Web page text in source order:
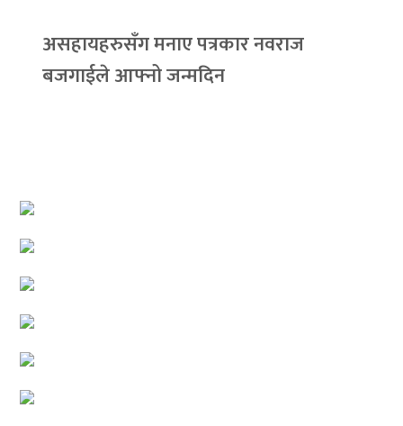
असहायहरुसँग मनाए पत्रकार नवराज
बजगाईले आफ्नो जन्मदिन